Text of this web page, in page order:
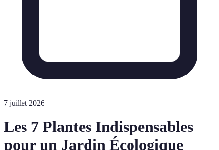
7 juillet 2026
Les 7 Plantes Indispensables
pour un Jardin Écologique